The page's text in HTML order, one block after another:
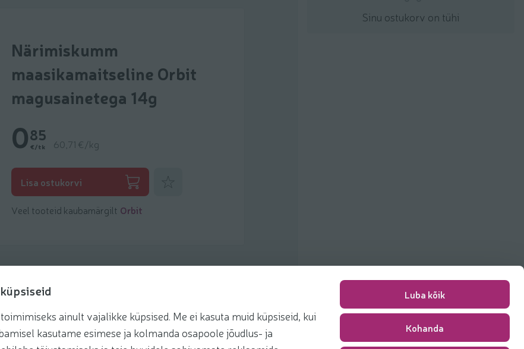
ainult vajalikke küpsised. Me ei kasuta muid küpsiseid, kui
kasutame esimese ja kolmanda osapoole jõudlus- ja
Luba kõik
Kohanda
Närimiskumm
maasikamaitseline Orbit
magusainetega 14g
085
€/tk 60,71 €/kg
Lisa ostukorvi
Veel tooteid kaubamärgilt Orbit
Sinu ostukorv on tühi